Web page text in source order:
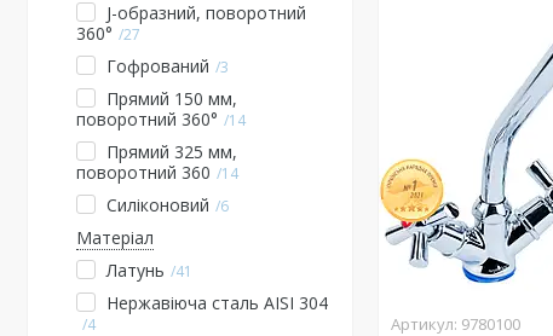
J-образний, поворотний
360° 27
Гофрований 3
Прямий 150 мм,
поворотний 360°
14
Прямий 325 мм,
поворотний 360
14
Силіконовий 6
Матеріал
Латунь
41
Нержавіюча сталь AISI 304
4
9780100